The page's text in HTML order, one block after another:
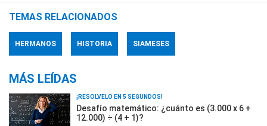
TEMAS RELACIONADOS
HERMANOS HISTORIA SIAMESES
MÁS LEÍDAS
¡RESOLVELO EN 5 SEGUNDOS!
Desafío matemático: ¿cuánto es (3.000 x 6 +
12.000) ÷ (4 + 1)?